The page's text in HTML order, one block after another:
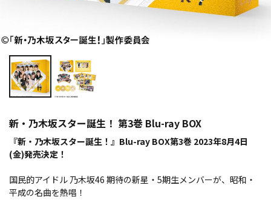
新・乃木坂スター誕生！ 第3巻 Blu-ray BOX
『新・乃木坂スター誕生！』Blu-ray BOX第3巻 2023年8月4日
(金)発売決定！
国民的アイドル 乃木坂46 期待の新星・5期生メンバーが、昭和・
平成の名曲を熱唱！